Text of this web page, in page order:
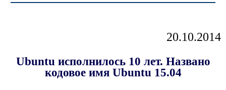
20.10.2014
Ubuntu исполнилось 10 лет. Названо
кодовое имя Ubuntu 15.04